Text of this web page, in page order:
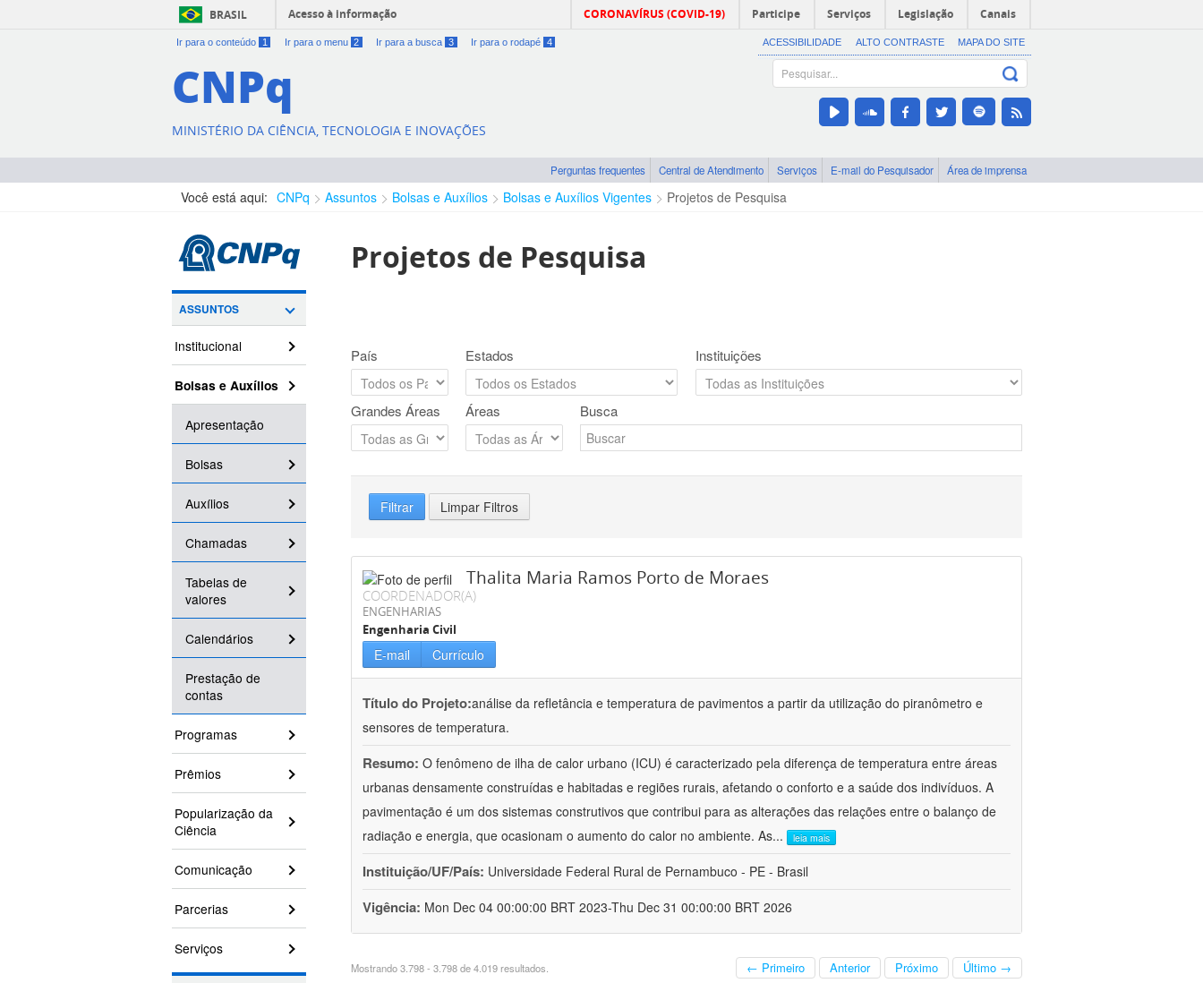
BRASIL Acesso à informação CORONAVÍRUS (COVID-19) Participe Serviços Legislação Canais
Ir para o conteúdo 1 Ir para o menu 2 Ir para a busca 3 Ir para o rodapé 4 ACESSIBILIDADE ALTO CONTRASTE MAPA DO SITE
CNPq
MINISTÉRIO DA CIÊNCIA, TECNOLOGIA E INOVAÇÕES
Perguntas frequentes Central de Atendimento Serviços E-mail do Pesquisador Área de imprensa
Você está aqui: CNPq Assuntos Bolsas e Auxílios Bolsas e Auxílios Vigentes Projetos de Pesquisa
ASSUNTOS
Institucional
Bolsas e Auxílios
Apresentação
Bolsas
Auxílios
Chamadas
Tabelas de
valores
Calendários
Prestação de
contas
Programas
Prêmios
Popularização da
Ciência
Comunicação
Parcerias
Serviços
Projetos de Pesquisa
País Estados Instituições
Grandes Áreas Áreas Busca
Filtrar Limpar Filtros
Thalita Maria Ramos Porto de Moraes
COORDENADOR(A)
ENGENHARIAS
Engenharia Civil
E-mail Currículo
Título do Projeto:análise da refletância e temperatura de pavimentos a partir da utilização do piranômetro e
sensores de temperatura.
Resumo: O fenômeno de ilha de calor urbano (ICU) é caracterizado pela diferença de temperatura entre áreas
urbanas densamente construídas e habitadas e regiões rurais, afetando o conforto e a saúde dos indivíduos. A
pavimentação é um dos sistemas construtivos que contribui para as alterações das relações entre o balanço de
radiação e energia, que ocasionam o aumento do calor no ambiente. As... leia mais
Instituição/UF/País: Universidade Federal Rural de Pernambuco - PE - Brasil
Vigência: Mon Dec 04 00:00:00 BRT 2023-Thu Dec 31 00:00:00 BRT 2026
Mostrando 3.798 - 3.798 de 4.019 resultados. ← Primeiro Anterior Próximo Último →